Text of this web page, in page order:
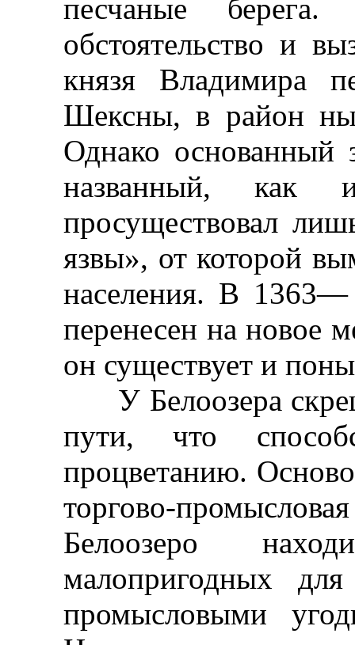
песчаные
обстоятельство и
князя Владимира
Шексны, в район
Однако основанный
названный, как
просуществовал
язвы», от которой
населения. В 1363—
перенесен на новое
он существует и
У Белоозера
пути, что
процветанию.
торгово-
Белоозеро
малопригодных
промысловыми